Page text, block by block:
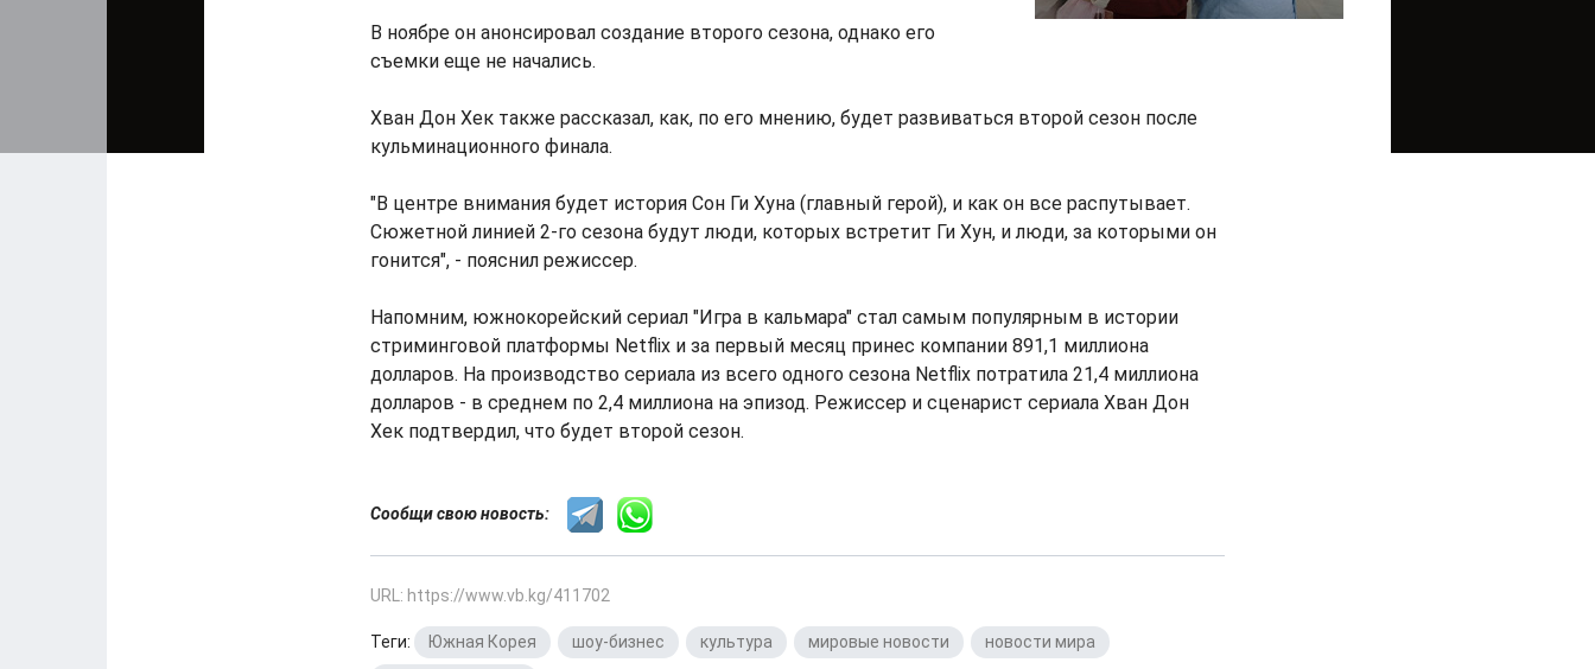
В ноябре он анонсировал создание второго сезона, однако его
съемки еще не начались.
Хван Дон Хек также рассказал, как, по его мнению, будет развиваться второй сезон после
кульминационного финала.
"В центре внимания будет история Сон Ги Хуна (главный герой), и как он все распутывает.
Сюжетной линией 2-го сезона будут люди, которых встретит Ги Хун, и люди, за которыми он
гонится", - пояснил режиссер.
Напомним, южнокорейский сериал "Игра в кальмара" стал самым популярным в истории
стриминговой платформы Netflix и за первый месяц принес компании 891,1 миллиона
долларов. На производство сериала из всего одного сезона Netflix потратила 21,4 миллиона
долларов - в среднем по 2,4 миллиона на эпизод. Режиссер и сценарист сериала Хван Дон
Хек подтвердил, что будет второй сезон.
Сообщи свою новость:
URL: https://www.vb.kg/411702
Теги: Южная Корея шоу-бизнес культура мировые новости новости мира